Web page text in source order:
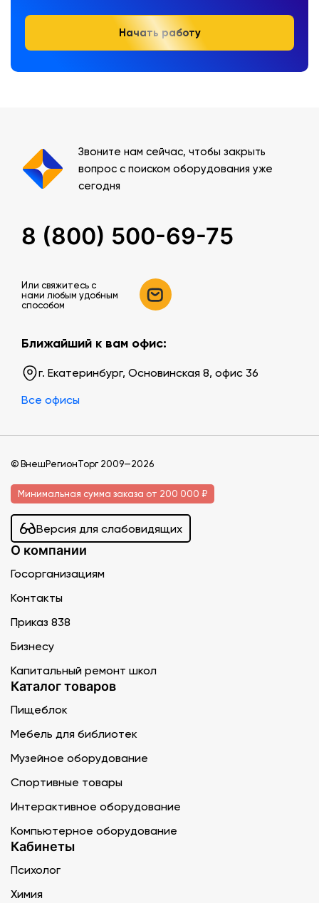
Начать работу
Звоните нам сейчас, чтобы закрыть
вопрос с поиском оборудования уже
сегодня
8 (800) 500-69-75
Или свяжитесь c
нами любым удобным
способом
Ближайший к вам офис:
г. Екатеринбург, Основинская 8, офис 36
Все офисы
© ВнешРегионТорг 2009—2026
Минимальная сумма заказа от 200 000 ₽
Версия для слабовидящих
О компании
Госорганизациям
Контакты
Приказ 838
Бизнесу
Капитальный ремонт школ
Каталог товаров
Пищеблок
Мебель для библиотек
Музейное оборудование
Спортивные товары
Интерактивное оборудование
Компьютерное оборудование
Кабинеты
Психолог
Химия